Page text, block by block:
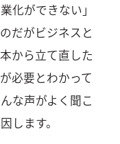
化ができない」
だがビジネスと
から立て直した
必要とわかって
な声がよく聞こ
します。